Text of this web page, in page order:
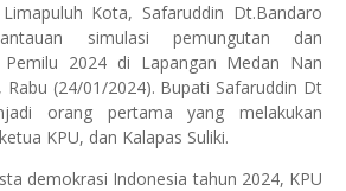
Kota, Safaruddin Dt.Bandaro
simulasi pemungutan dan
Pemilu 2024 di Lapangan Medan Nan
Rabu (24/01/2024). Bupati Safaruddin Dt
orang pertama yang melakukan
KPU, dan Kalapas Suliki.
demokrasi Indonesia tahun 2024, KPU